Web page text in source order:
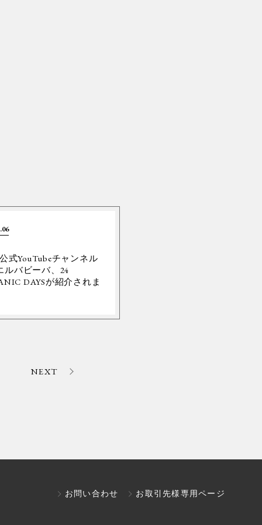
式YouTubeチャンネル
ルバビーバ、24
DAYSが紹介されま
NEXT
お問い合わせ お取引先様専用ページ